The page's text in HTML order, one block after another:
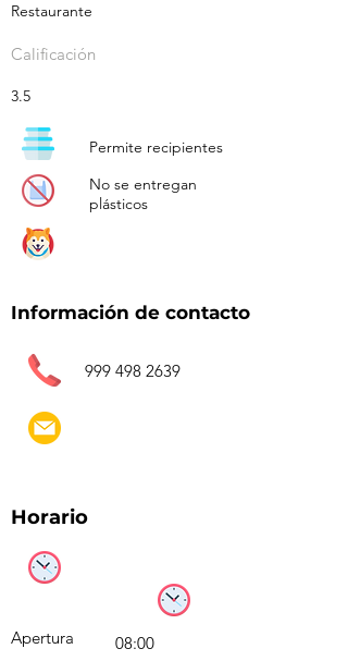
Restaurante
Calificación
3.5
Permite recipientes
No se entregan
plásticos
Información de contacto
999 498 2639
Horario
Apertura
08:00